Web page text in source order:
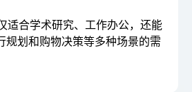
适合学术研究、工作办公，还能
规划和购物决策等多种场景的需